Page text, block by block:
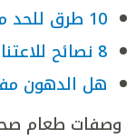
10 طرق للحد من خطر الإصابة بأمراض القلب
8 نصائح للاعتناء بالقلب
هل الدهون
وصفات طعام